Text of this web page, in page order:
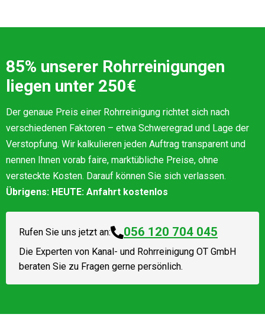
85% unserer Rohrreinigungen
liegen unter 250€
Der genaue Preis einer Rohrreinigung richtet sich nach
verschiedenen Faktoren – etwa Schweregrad und Lage der
Verstopfung. Wir kalkulieren jeden Auftrag transparent und
nennen Ihnen vorab faire, marktübliche Preise, ohne
versteckte Kosten. Darauf können Sie sich verlassen.
Übrigens: HEUTE: Anfahrt kostenlos
Rufen Sie uns jetzt an: 056 120 704 045
Die Experten von Kanal- und Rohrreinigung OT GmbH
beraten Sie zu Fragen gerne persönlich.